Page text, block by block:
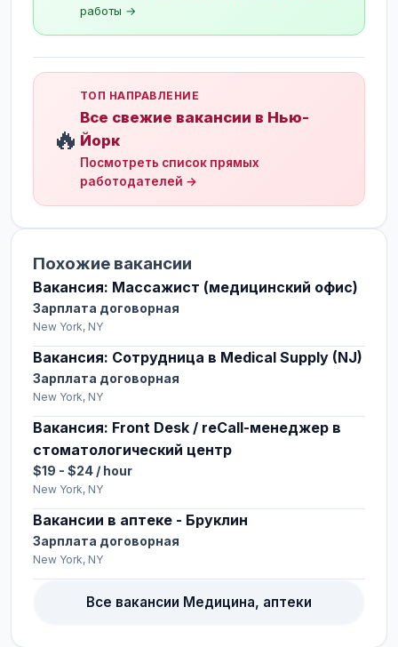
работы →
🔥
ТОП НАПРАВЛЕНИЕ
Все свежие вакансии в Нью-
Йорк
Посмотреть список прямых
работодателей →
Похожие вакансии
Вакансия: Массажист (медицинский офис)
Зарплата договорная
New York, NY
Вакансия: Сотрудница в Medical Supply (NJ)
Зарплата договорная
New York, NY
Вакансия: Front Desk / reCall-менеджер в
стоматологический центр
$19 - $24 / hour
New York, NY
Вакансии в аптеке - Бруклин
Зарплата договорная
New York, NY
Все вакансии Медицина, аптеки